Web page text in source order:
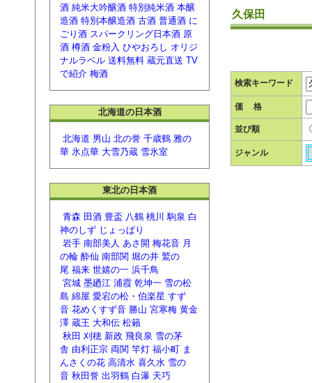
酒 純米大吟醸酒 特別純米酒 本醸
造酒 特別本醸造酒 古酒 普通酒 に
ごり酒 スパークリング日本酒 原
酒 樽酒 金粉入 ひやおろし オリジ
ナルラベル 送料無料 蔵元直送 TV
で紹介 梅酒
北海道の日本酒
北海道 男山 北の誉 千歳鶴 雅の
華 氷点華 大雪乃蔵 雪氷室
東北の日本酒
青森 田酒 豊盃 八鶴 桃川 駒泉 白
神のしず じょっぱり
岩手 南部美人 あさ開 梅花音 月
の輪 酔仙 南部関 堀の井 鷲の
尾 福来 世嬉の一 浜千鳥
宮城 墨廼江 浦霞 乾坤一 雪の松
島 綿屋 愛宕の松・伯楽星 すず
音 花めくすず音 勝山 宮寒梅 黄金
澤 蔵王 大和伝 松籟
秋田 刈穂 新政 飛良泉 雪の茅
舎 由利正宗 両関 竿灯 福小町 ま
んさくの花 高清水 喜久水 雪の
音 秋田誉 出羽鶴 白瀑 天巧
久保田
検索キーワード
価 格
並び順
ジャンル